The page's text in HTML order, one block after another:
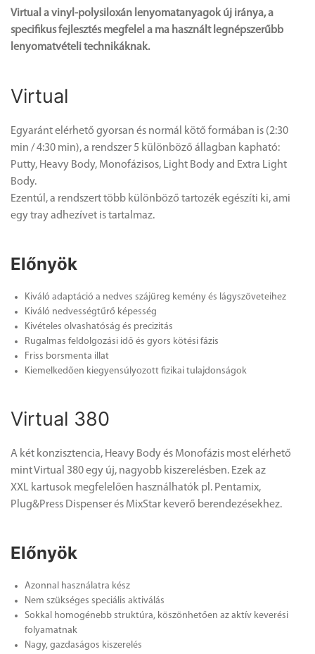
Virtual a vinyl-polysiloxán lenyomatanyagok új iránya, a
specifikus fejlesztés megfelel a ma használt legnépszerűbb
lenyomatvételi technikáknak.
Virtual
Egyaránt elérhető gyorsan és normál kötő formában is (2:30
min / 4:30 min), a rendszer 5 különböző állagban kapható:
Putty, Heavy Body, Monofázisos, Light Body and Extra Light
Body.
Ezentúl, a rendszert több különböző tartozék egészíti ki, ami
egy tray adhezívet is tartalmaz.
Előnyök
Kiváló adaptáció a nedves szájüreg kemény és lágyszöveteihez
Kiváló nedvességtűrő képesség
Kivételes olvashatóság és precizitás
Rugalmas feldolgozási idő és gyors kötési fázis
Friss borsmenta illat
Kiemelkedően kiegyensúlyozott fizikai tulajdonságok
Virtual 380
A két konzisztencia, Heavy Body és Monofázis most elérhető
mint Virtual 380 egy új, nagyobb kiszerelésben. Ezek az
XXL kartusok megfelelően használhatók pl. Pentamix,
Plug&Press Dispenser és MixStar keverő berendezésekhez.
Előnyök
Azonnal használatra kész
Nem szükséges speciális aktiválás
Sokkal homogénebb struktúra, köszönhetően az aktív keverési
folyamatnak
Nagy, gazdaságos kiszerelés